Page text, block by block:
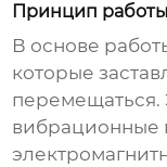
Принцип
В основе
которые
перемещаться.
вибрационные